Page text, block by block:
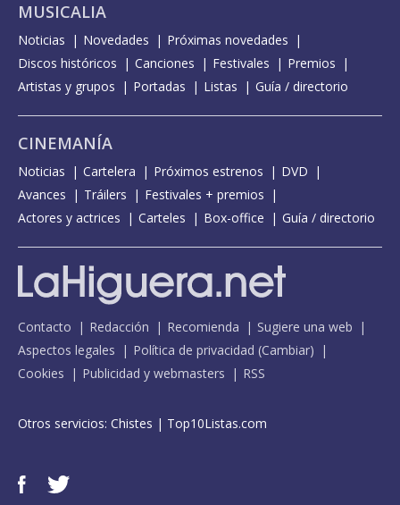
MUSICALIA
Noticias Novedades
Próximas novedades
Discos históricos
Canciones Festivales
Premios
Artistas y grupos
Portadas Listas Guía / directorio
CINEMANÍA
Noticias Cartelera Próximos estrenos
DVD
Avances
Tráilers
Festivales + premios
Actores y actrices
Carteles Box-office Guía / directorio
Contacto Redacción Recomienda
Sugiere una web
Aspectos legales
Política de privacidad (Cambiar)
Cookies
Publicidad y webmasters RSS
Otros servicios: Chistes | Top10Listas.com